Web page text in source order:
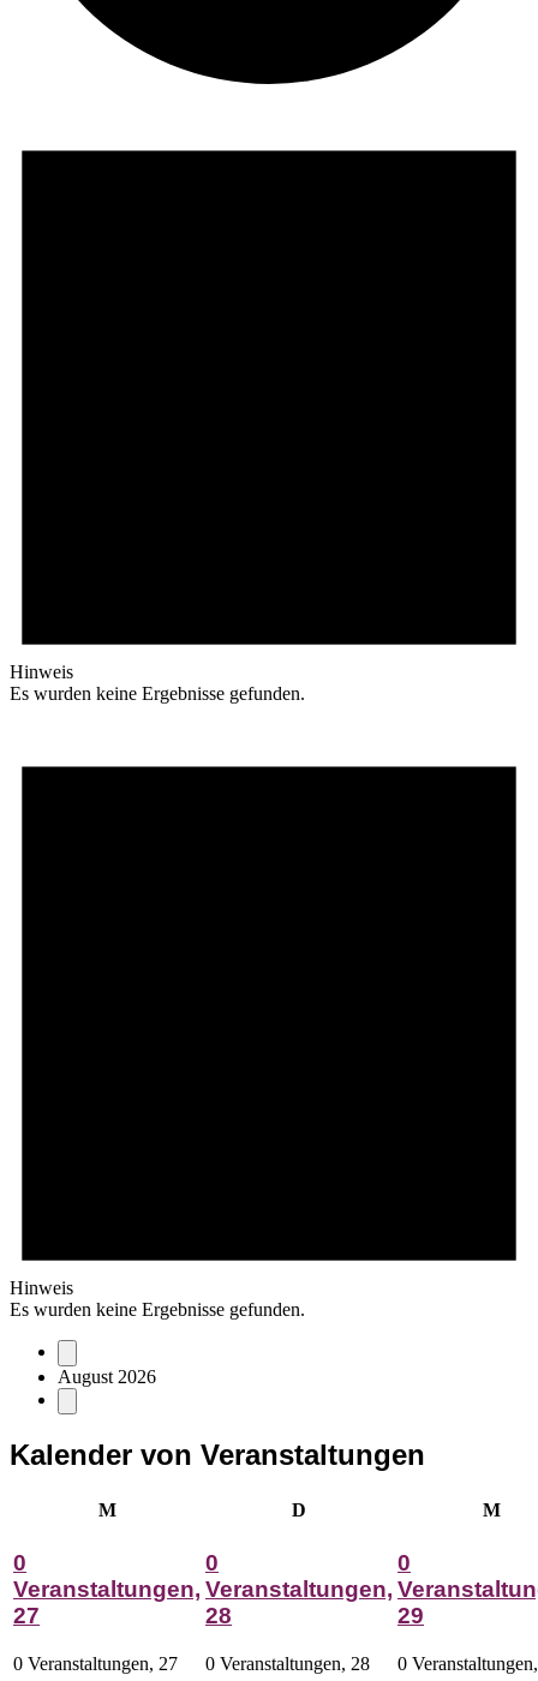
Hinweis
Es wurden keine Ergebnisse gefunden.
Hinweis
Es wurden keine Ergebnisse gefunden.
August 2026
Kalender von Veranstaltungen
MMontag D M
0
Veranstaltungen,
27
0 Veranstaltungen, 27
0
Veranstaltungen,
28
0 Veranstaltungen, 28
0
29
0